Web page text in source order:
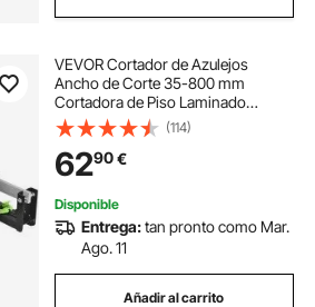
VEVOR Cortador de Azulejos
Ancho de Corte 35-800 mm
Cortadora de Piso Laminado
Espesor 6-15 mm Posicionamiento
Láser Cortador Manual de Azulejos
Corte Preciso y Suave para Piedra,
Baldosa Ordinaria
(114)
6290€
Disponible
Entrega:tan pronto como Mar.
Ago. 11
Añadir al carrito